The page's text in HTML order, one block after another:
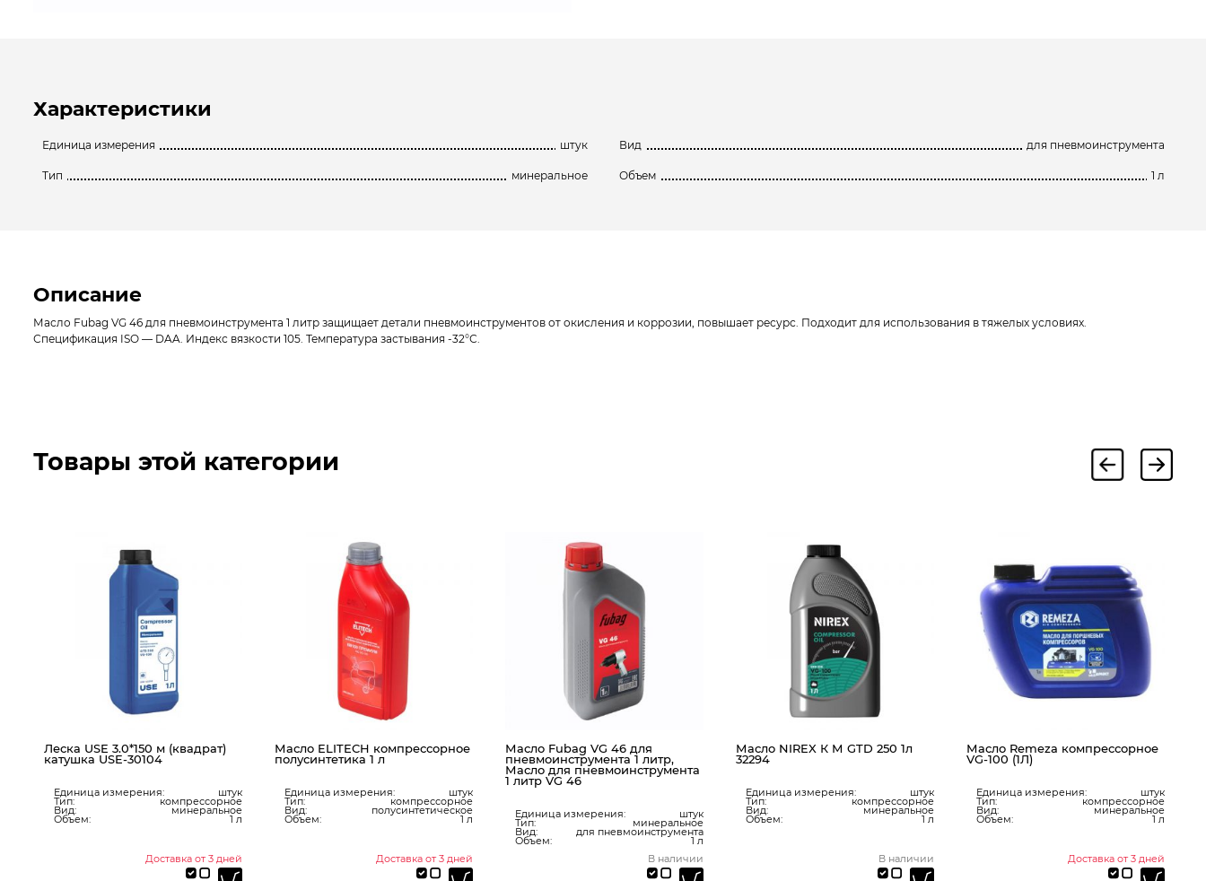
Характеристики
Единица измерения штук
Тип минеральное
Вид для пневмоинструмента
Объем 1 л
Описание
Масло Fubag VG 46 для пневмоинструмента 1 литр защищает детали пневмоинструментов от окисления и коррозии, повышает ресурс. Подходит для использования в тяжелых условиях.
Спецификация ISO — DAA. Индекс вязкости 105. Температура застывания -32°С.
Товары этой категории
Леска USE 3.0*150 м (квадрат)
катушка USE-30104
Единица измерения: штук
Тип: компрессорное
Вид: минеральное
Объем: 1 л
Доставка от 3 дней
Масло ELITECH компрессорное
полусинтетика 1 л
Единица измерения: штук
Тип: компрессорное
Вид: полусинтетическое
Объем: 1 л
Доставка от 3 дней
Масло Fubag VG 46 для
пневмоинструмента 1 литр,
Масло для пневмоинструмента
1 литр VG 46
Единица измерения: штук
Тип: минеральное
Вид: для пневмоинструмента
Объем:
1 л
В наличии
Масло NIREX К М GTD 250 1л
32294
Единица измерения: штук
Тип: компрессорное
Вид: минеральное
Объем: 1 л
В наличии
Масло Remeza компрессорное
VG-100 (1Л)
Единица измерения: штук
Тип: компрессорное
Вид: минеральное
Объем: 1 л
Доставка от 3 дней